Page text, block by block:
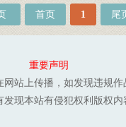
首页 1 尾
重要声明
站上传播，如发现违规
现本站有侵犯权利版权